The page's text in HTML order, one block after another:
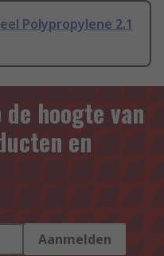
Polypropylene 2.1
hoogte van
en
Aanmelden